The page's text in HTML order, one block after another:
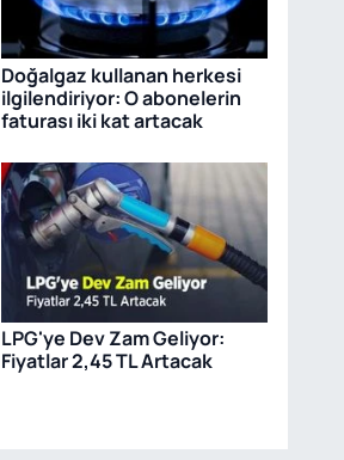
Doğalgaz kullanan herkesi
ilgilendiriyor: O abonelerin
faturası iki kat artacak
LPG'ye Dev Zam Geliyor:
Fiyatlar 2,45 TL Artacak